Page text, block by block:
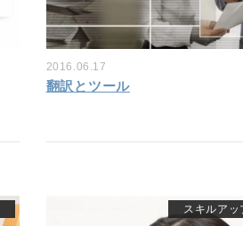
2016.06.17
翻訳とツール
スキルアッ